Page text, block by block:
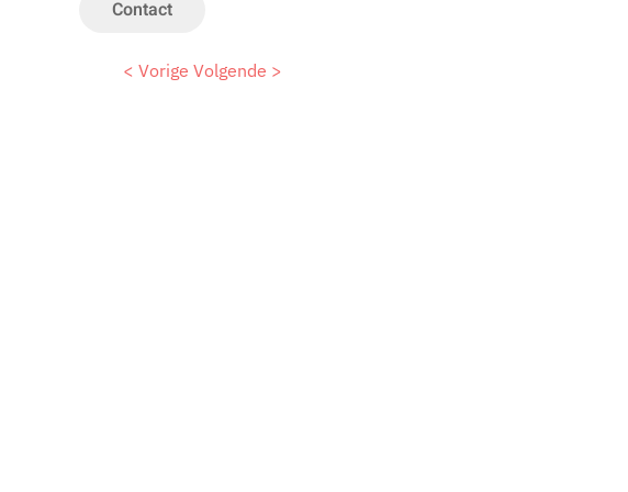
Contact
< Vorige Volgende >